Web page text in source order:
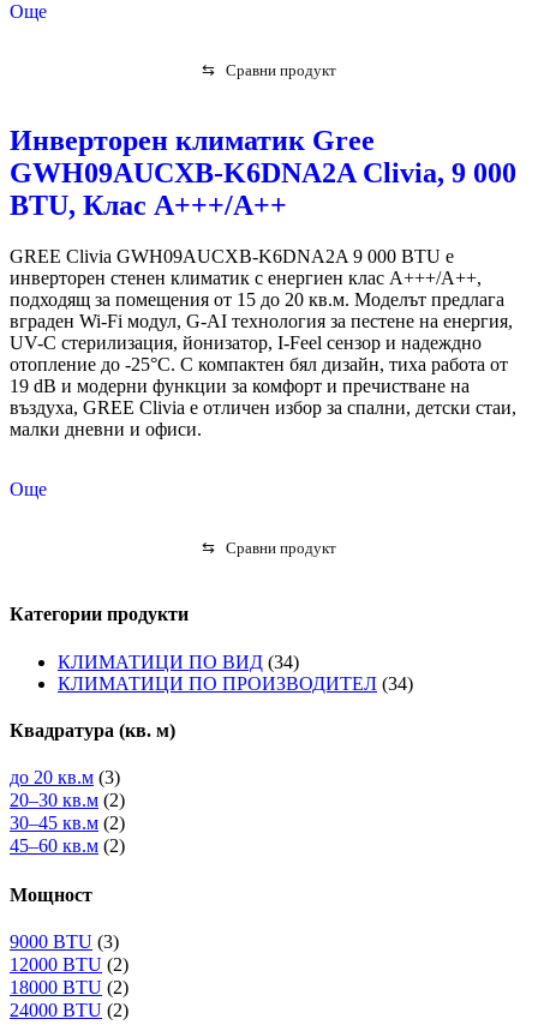
Още
⇆ Сравни продукт
Инверторен климатик Gree
GWH09AUCXB-K6DNA2A Clivia, 9 000
BTU, Клас А+++/A++
GREE Clivia GWH09AUCXB-K6DNA2A 9 000 BTU е
инверторен стенен климатик с енергиен клас A+++/A++,
подходящ за помещения от 15 до 20 кв.м. Моделът предлага
вграден Wi-Fi модул, G-AI технология за пестене на енергия,
UV-C стерилизация, йонизатор, I-Feel сензор и надеждно
отопление до -25°C. С компактен бял дизайн, тиха работа от
19 dB и модерни функции за комфорт и пречистване на
въздуха, GREE Clivia е отличен избор за спални, детски стаи,
малки дневни и офиси.
Още
⇆ Сравни продукт
Категории продукти
КЛИМАТИЦИ ПО ВИД (34)
КЛИМАТИЦИ ПО ПРОИЗВОДИТЕЛ (34)
Квадратура (кв. м)
до 20 кв.м (3)
20–30 кв.м (2)
30–45 кв.м (2)
45–60 кв.м (2)
Мощност
9000 BTU (3)
12000 BTU (2)
18000 BTU (2)
24000 BTU (2)